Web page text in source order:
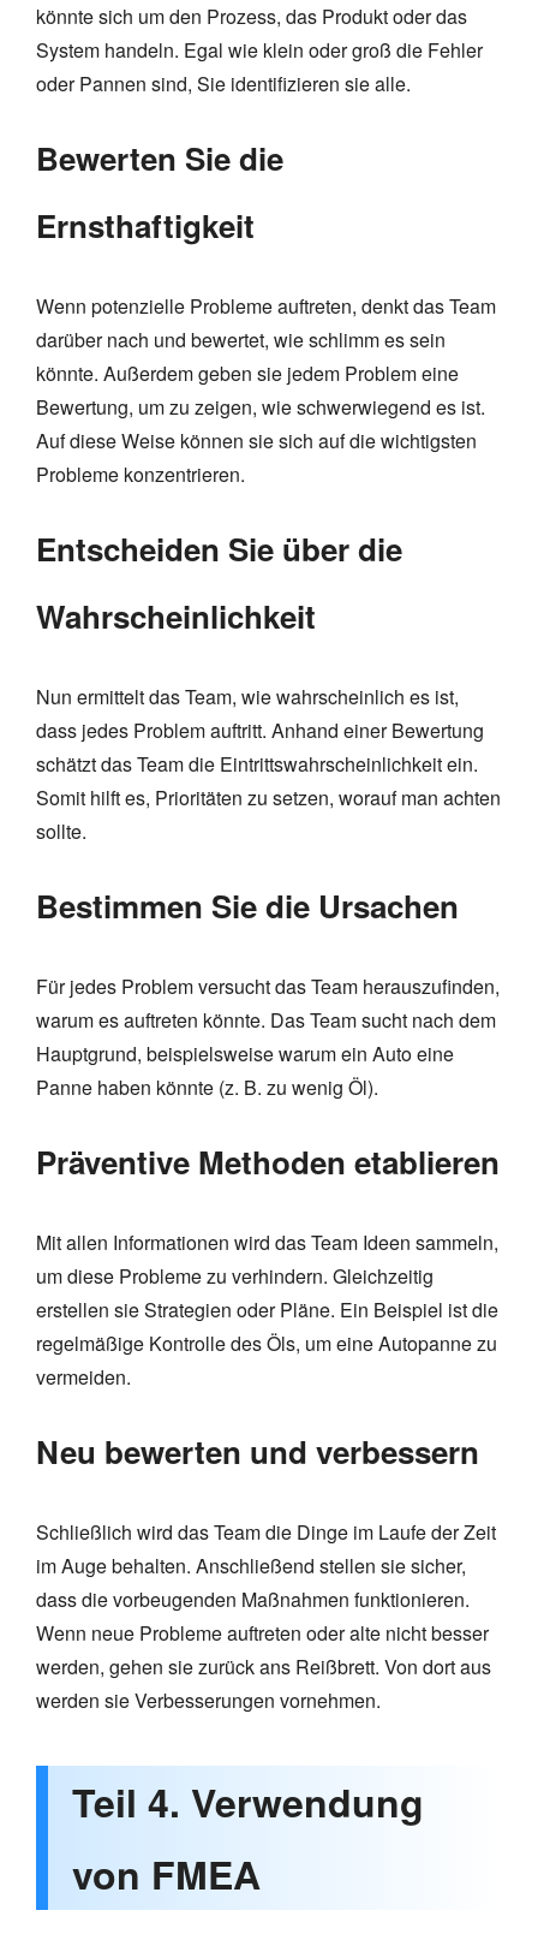
könnte sich um den Prozess, das Produkt oder das
System handeln. Egal wie klein oder groß die Fehler
oder Pannen sind, Sie identifizieren sie alle.
Bewerten Sie die
Ernsthaftigkeit
Wenn potenzielle Probleme auftreten, denkt das Team
darüber nach und bewertet, wie schlimm es sein
könnte. Außerdem geben sie jedem Problem eine
Bewertung, um zu zeigen, wie schwerwiegend es ist.
Auf diese Weise können sie sich auf die wichtigsten
Probleme konzentrieren.
Entscheiden Sie über die
Wahrscheinlichkeit
Nun ermittelt das Team, wie wahrscheinlich es ist,
dass jedes Problem auftritt. Anhand einer Bewertung
schätzt das Team die Eintrittswahrscheinlichkeit ein.
Somit hilft es, Prioritäten zu setzen, worauf man achten
sollte.
Bestimmen Sie die Ursachen
Für jedes Problem versucht das Team herauszufinden,
warum es auftreten könnte. Das Team sucht nach dem
Hauptgrund, beispielsweise warum ein Auto eine
Panne haben könnte (z. B. zu wenig Öl).
Präventive Methoden etablieren
Mit allen Informationen wird das Team Ideen sammeln,
um diese Probleme zu verhindern. Gleichzeitig
erstellen sie Strategien oder Pläne. Ein Beispiel ist die
regelmäßige Kontrolle des Öls, um eine Autopanne zu
vermeiden.
Neu bewerten und verbessern
Schließlich wird das Team die Dinge im Laufe der Zeit
im Auge behalten. Anschließend stellen sie sicher,
dass die vorbeugenden Maßnahmen funktionieren.
Wenn neue Probleme auftreten oder alte nicht besser
werden, gehen sie zurück ans Reißbrett. Von dort aus
werden sie Verbesserungen vornehmen.
Teil 4. Verwendung
von FMEA